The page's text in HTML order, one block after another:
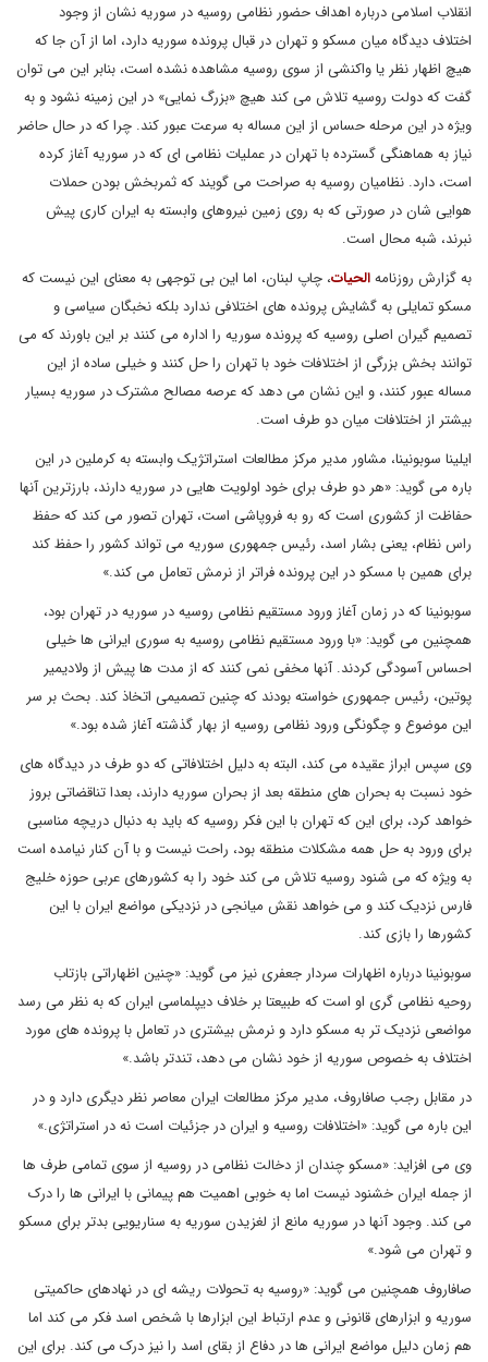
انقلاب اسلامی درباره اهداف حضور نظامی روسیه در سوریه نشان از وجود
اختلاف دیدگاه میان مسکو و تهران در قبال پرونده سوریه دارد، اما از آن جا که
هیچ اظهار نظر یا واکنشی از سوی روسیه مشاهده نشده است، بنابر این می توان
گفت که دولت روسیه تلاش می کند هیچ «بزرگ نمایی» در این زمینه نشود و به
ویژه در این مرحله حساس از این مساله به سرعت عبور کند. چرا که در حال حاضر
نیاز به هماهنگی گسترده با تهران در عملیات نظامی ای که در سوریه آغاز کرده
است، دارد. نظامیان روسیه به صراحت می گویند که ثمربخش بودن حملات
هوایی شان در صورتی که به روی زمین نیروهای وابسته به ایران کاری پیش
نبرند، شبه محال است.
به گزارش روزنامهالحیات، چاپ لبنان، اما این بی توجهی به معنای این نیست که
مسکو تمایلی به گشایش پرونده های اختلافی ندارد بلکه نخبگان سیاسی و
تصمیم گیران اصلی روسیه که پرونده سوریه را اداره می کنند بر این باورند که می
توانند بخش بزرگی از اختلافات خود با تهران را حل کنند و خیلی ساده از این
مساله عبور کنند، و این نشان می دهد که عرصه مصالح مشترک در سوریه بسیار
بیشتر از اختلافات میان دو طرف است.
ایلینا سوبونینا، مشاور مدیر مرکز مطالعات استراتژیک وابسته به کرملین در این
باره می گوید: «هر دو طرف برای خود اولویت هایی در سوریه دارند، بارزترین آنها
حفاظت از کشوری است که رو به فروپاشی است، تهران تصور می کند که حفظ
راس نظام، یعنی بشار اسد، رئیس جمهوری سوریه می تواند کشور را حفظ کند
برای همین با مسکو در این پرونده فراتر از نرمش تعامل می کند.»
سوبونینا که در زمان آغاز ورود مستقیم نظامی روسیه در سوریه در تهران بود،
همچنین می گوید: «با ورود مستقیم نظامی روسیه به سوری ایرانی ها خیلی
احساس آسودگی کردند. آنها مخفی نمی کنند که از مدت ها پیش از ولادیمیر
پوتین، رئیس جمهوری خواسته بودند که چنین تصمیمی اتخاذ کند. بحث بر سر
این موضوع و چگونگی ورود نظامی روسیه از بهار گذشته آغاز شده بود.»
وی سپس ابراز عقیده می کند، البته به دلیل اختلافاتی که دو طرف در دیدگاه های
خود نسبت به بحران های منطقه بعد از بحران سوریه دارند، بعدا تناقضاتی بروز
خواهد کرد، برای این که تهران با این فکر روسیه که باید به دنبال دریچه مناسبی
برای ورود به حل همه مشکلات منطقه بود، راحت نیست و با آن کنار نیامده است
به ویژه که می شنود روسیه تلاش می کند خود را به کشورهای عربی حوزه خلیج
فارس نزدیک کند و می خواهد نقش میانجی در نزدیکی مواضع ایران با این
کشورها را بازی کند.
سوبونینا درباره اظهارات سردار جعفری نیز می گوید: «چنین اظهاراتی بازتاب
روحیه نظامی گری او است که طبیعتا بر خلاف دیپلماسی ایران که به نظر می رسد
مواضعی نزدیک تر به مسکو دارد و نرمش بیشتری در تعامل با پرونده های مورد
اختلاف به خصوص سوریه از خود نشان می دهد، تندتر باشد.»
در مقابل رجب صافاروف، مدیر مرکز مطالعات ایران معاصر نظر دیگری دارد و در
این باره می گوید: «اختلافات روسیه و ایران در جزئیات است نه در استراتژی.»
وی می افزاید: «مسکو چندان از دخالت نظامی در روسیه از سوی تمامی طرف ها
از جمله ایران خشنود نیست اما به خوبی اهمیت هم پیمانی با ایرانی ها را درک
می کند. وجود آنها در سوریه مانع از لغزیدن سوریه به سناریویی بدتر برای مسکو
و تهران می شود.»
صافاروف همچنین می گوید: «روسیه به تحولات ریشه ای در نهادهای حاکمیتی
سوریه و ابزارهای قانونی و عدم ارتباط این ابزارها با شخص اسد فکر می کند اما
هم زمان دلیل مواضع ایرانی ها در دفاع از بقای اسد را نیز درک می کند. برای این